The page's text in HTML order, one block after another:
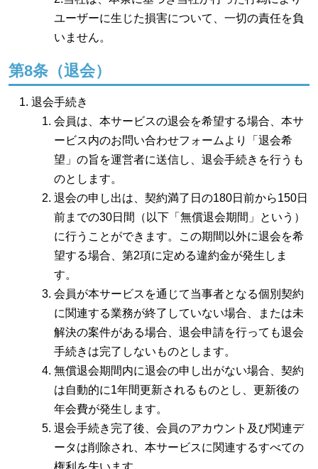
ユーザーに生じた損害について、一切の責任を負
いません。
第8条（退会）
退会手続き
会員は、本サービスの退会を希望する場合、本サ
ービス内のお問い合わせフォームより「退会希
望」の旨を運営者に送信し、退会手続きを行うも
のとします。
退会の申し出は、契約満了日の180日前から150日
前までの30日間（以下「無償退会期間」という）
に行うことができます。この期間以外に退会を希
望する場合、第2項に定める違約金が発生しま
す。
会員が本サービスを通じて当事者となる個別契約
に関連する業務が終了していない場合、または未
解決の案件がある場合、退会申請を行っても退会
手続きは完了しないものとします。
無償退会期間内に退会の申し出がない場合、契約
は自動的に1年間更新されるものとし、更新後の
年会費が発生します。
退会手続き完了後、会員のアカウント及び関連デ
ータは削除され、本サービスに関連するすべての